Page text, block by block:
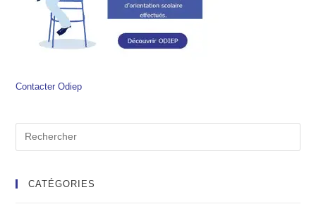
Contacter Odiep
CATÉGORIES